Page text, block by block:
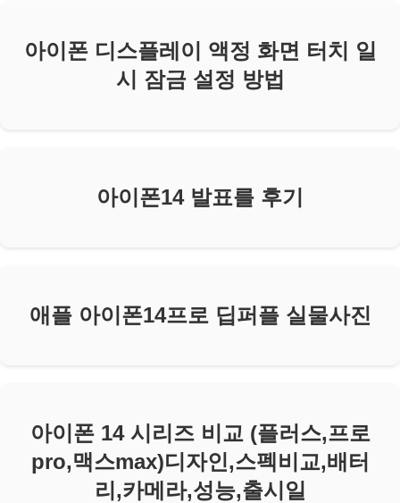
아이폰 디스플레이 액정 화면 터치 일
시 잠금 설정 방법
아이폰14 발표를 후기
애플 아이폰14프로 딥퍼플 실물사진
아이폰 14 시리즈 비교 (플러스,프로
pro,맥스max)디자인,스펙비교,배터
리,카메라,성능,출시일